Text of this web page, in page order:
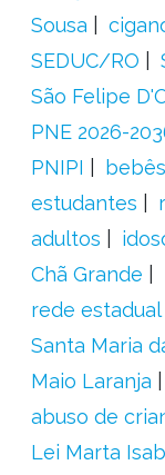
Sousa
SEDUC/RO
São Felipe
PNE 2026-
PNIPI
bebês
estudantes
adultos
Chã Grande
rede
Santa Maria
Maio Laranja
abuso de
Lei Marta